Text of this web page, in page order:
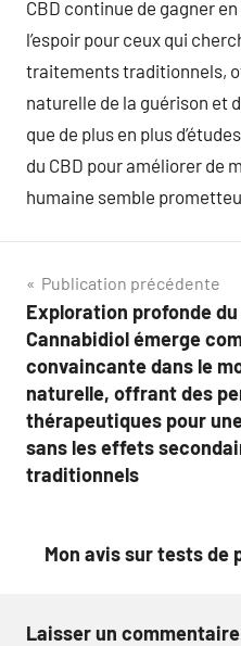
CBD continue de gagner
l’espoir pour ceux qui
traitements traditionnels,
naturelle de la guérison et
que de plus en plus
du CBD pour améliorer de
humaine semble
Navigation
de
l’article
Publication précédente
Exploration profonde du
Cannabidiol émerge
convaincante dans le
naturelle, offrant des
thérapeutiques pour
sans les effets
traditionnels
Mon avis sur tests
Laisser un commentaire